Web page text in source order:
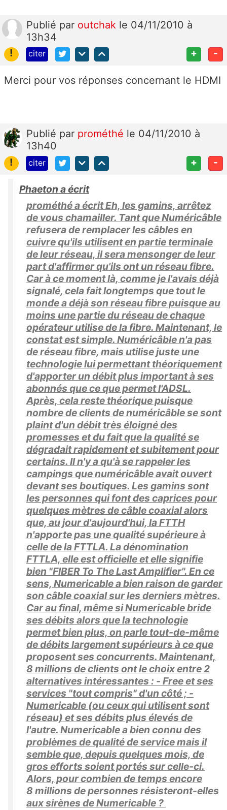
Publié par outchak le 04/11/2010 à
13h34
!
citer + -
Merci pour vos réponses concernant le HDMI
Publié par prométhé le 04/11/2010 à
13h40
!
citer + -
Phaeton a écrit
prométhé a écrit Eh, les gamins, arrêtez
de vous chamailler. Tant que Numéricâble
refusera de remplacer les câbles en
cuivre qu'ils utilisent en partie terminale
de leur réseau, il sera mensonger de leur
part d'affirmer qu'ils ont un réseau fibre.
Car à ce moment là, comme je l'avais déjà
signalé, cela fait longtemps que tout le
monde a déjà son réseau fibre puisque au
moins une partie du réseau de chaque
opérateur utilise de la fibre. Maintenant, le
constat est simple. Numéricâble n'a pas
de réseau fibre, mais utilise juste une
technologie lui permettant théoriquement
d'apporter un débit plus important à ses
abonnés que ce que permet l'ADSL.
Après, cela reste théorique puisque
nombre de clients de numéricâble se sont
plaint d'un débit très éloigné des
promesses et du fait que la qualité se
dégradait rapidement et subitement pour
certains. Il n'y a qu'à se rappeler les
campings que numéricâble avait ouvert
devant ses boutiques. Les gamins sont
les personnes qui font des caprices pour
quelques mètres de câble coaxial alors
que, au jour d'aujourd'hui, la FTTH
n'apporte pas une qualité supérieure à
celle de la FTTLA. La dénomination
FTTLA, elle est officielle et elle signifie
bien "FIBER To The Last Amplifier". En ce
sens, Numericable a bien raison de garder
son câble coaxial sur les derniers mètres.
Car au final, même si Numericable bride
ses débits alors que la technologie
permet bien plus, on parle tout-de-même
de débits largement supérieurs à ce que
proposent ses concurrents. Maintenant,
8 millions de clients ont le choix entre 2
alternatives intéressantes : - Free et ses
services "tout compris" d'un côté ; -
Numericable (ou ceux qui utilisent sont
réseau) et ses débits plus élevés de
l'autre. Numericable a bien connu des
problèmes de qualité de service mais il
semble que, depuis quelques mois, de
gros efforts soient portés sur celle-ci.
Alors, pour combien de temps encore
8 millions de personnes résisteront-elles
aux sirènes de Numericable ?